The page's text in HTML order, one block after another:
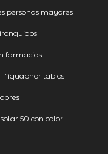
personas mayores
farmacias
Aquaphor labios
50 con color